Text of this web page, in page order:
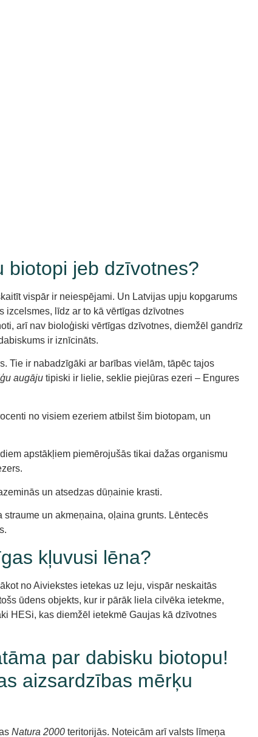
biotopi jeb dzīvotnes?
vispār ir neiespējami. Un Latvijas upju kopgarums
izcelsmes, līdz ar to kā vērtīgas dzīvotnes
arī nav bioloģiski vērtīgas dzīvotnes, diemžēl gandrīz
ir iznīcināts.
Tie ir nabadzīgāki ar barības vielām, tāpēc tajos
augāju tipiski ir lielie, seklie piejūras ezeri – Engures
no visiem ezeriem atbilst šim biotopam, un
apstākļiem piemērojušās tikai dažas organismu
un atsedzas dūņainie krasti.
un akmeņaina, oļaina grunts. Lēntecēs
kļuvusi lēna?
no Aiviekstes ietekas uz leju, vispār neskaitās
ūdens objekts, kur ir pārāk liela cilvēka ietekme,
HESi, kas diemžēl ietekmē Gaujas kā dzīvotnes
par dabisku biotopu!
aizsardzības mērķu
Natura 2000 teritorijās. Noteicām arī valsts līmeņa